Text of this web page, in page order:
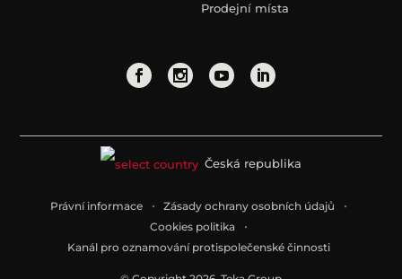
Prodejní místa
Česká republika
Právní informace
Zásady ochrany osobních údajů
Cookies politika
Kanál pro oznamování protispolečenské činnosti